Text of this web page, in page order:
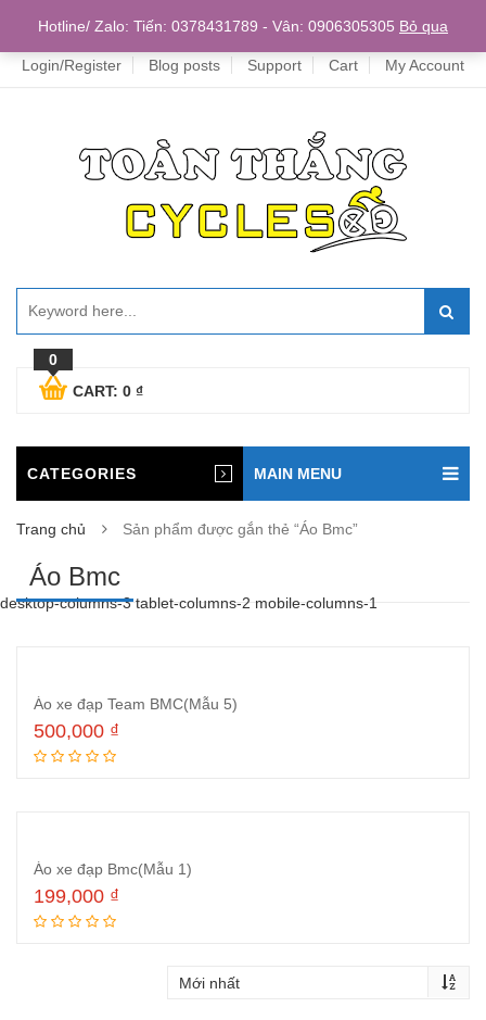
Home
Login/Register Blog posts Support Cart My Account
0
CART: 0 ₫
CATEGORIES MAIN MENU
Trang chủ Sản phẩm được gắn thẻ “Áo Bmc”
Áo Bmc
desktop-columns-3 tablet-columns-2 mobile-columns-1
Áo xe đạp Team BMC(Mẫu 5)
500,000 ₫
Áo xe đạp Bmc(Mẫu 1)
199,000 ₫
Hotline/ Zalo: Tiến: 0378431789 - Vân: 0906305305 Bỏ qua